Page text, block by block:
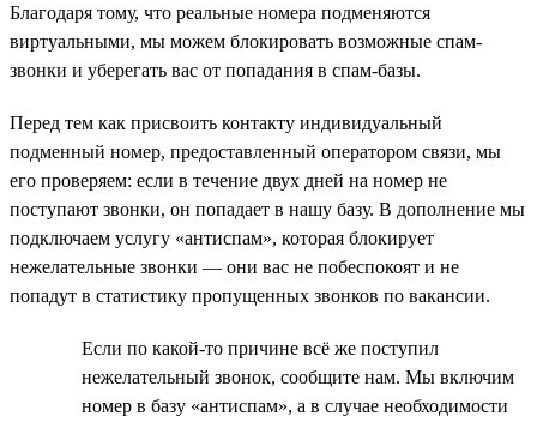
Благодаря тому, что реальные номера подменяются
виртуальными, мы можем блокировать возможные спам-
звонки и уберегать вас от попадания в спам-базы.
Перед тем как присвоить контакту индивидуальный
подменный номер, предоставленный оператором связи, мы
его проверяем: если в течение двух дней на номер не
поступают звонки, он попадает в нашу базу. В дополнение мы
подключаем услугу «антиспам», которая блокирует
нежелательные звонки — они вас не побеспокоят и не
попадут в статистику пропущенных звонков по вакансии.
Если по какой-то причине всё же поступил
нежелательный звонок, сообщите нам. Мы включим
номер в базу «антиспам», а в случае необходимости